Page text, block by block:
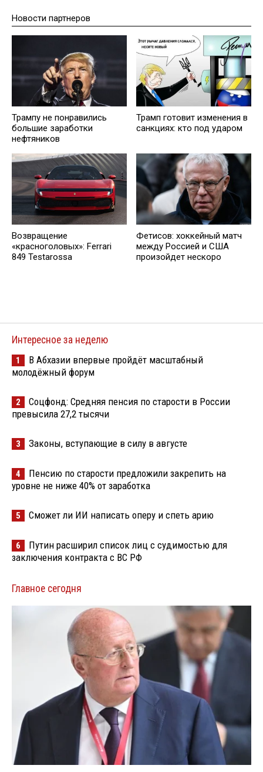
Новости партнеров
Трампу не понравились
большие заработки
нефтяников
Трамп готовит изменения в
санкциях: кто под ударом
Возвращение
«красноголовых»: Ferrari
849 Testarossa
Фетисов: хоккейный матч
между Россией и США
произойдет нескоро
Интересное за неделю
1
В Абхазии впервые пройдёт масштабный
молодёжный форум
2
Соцфонд: Средняя пенсия по старости в России
превысила 27,2 тысячи
3 Законы, вступающие в силу в августе
4
Пенсию по старости предложили закрепить на
уровне не ниже 40% от заработка
5 Сможет ли ИИ написать оперу и спеть арию
6
Путин расширил список лиц с судимостью для
заключения контракта с ВС РФ
Главное сегодня